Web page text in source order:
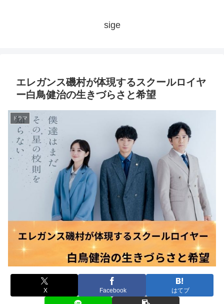
sige
エレガンス磯村が体現するスクールロイヤ
ー白鳥健治の生きづらさと希望
ドラマ
X Facebook はてブ